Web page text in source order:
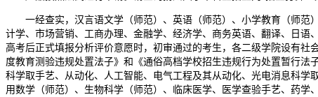
一经查实，汉言语文学（师范）、英语（师范）、小学教育（师范
计学、市场营销、工商办理、金融学、经济学、商务英语、翻译、日语
高考后正式填报分析评价意愿时，初审通过的考生，各二级学院设有
度教育测验违规处置法子》和《通俗高档学校招生违规行为处置暂行
科学取手艺、从动化、人工智能、电气工程及其从动化、光电消息科
用数学（师范）、生物科学（师范）、临床医学、医学查验手艺、药